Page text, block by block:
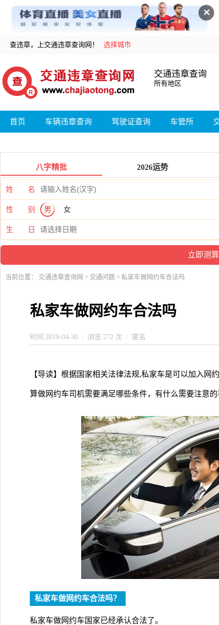
✕
查违章，上交通违章查询网！ 选择城市
交通违章查询
所有地区
首页 车辆违章查询 驾驶证查询 车管所
八字精批 2026运势
姓 名
性 别 男 女
生 日
当前位置： 交通违章查询网 > 交通问题 > 私家车做网约车合法吗
私家车做网约车合法吗
时间:2019-04-30 浏览 272 次 匿名
【导读】根据国家相关法律法规,私家车是可以加入网
算做网约车司机需要满足哪些条件，有什么需要注意
私家车做网约车合法吗？
私家车做网约车国家已经承认合法了。